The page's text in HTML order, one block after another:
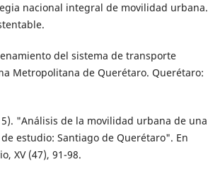
nacional integral de movilidad urbana.
del sistema de transporte
Metropolitana de Queréta­ro. Querétaro:
"Análisis de la movilidad urbana de una
estudio: Santiago de Querétaro". En
XV (47), 91-98.